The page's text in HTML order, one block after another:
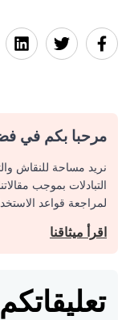
مرحبا بكم في
نريد مساحة للنقاش
التبادلات بموجب
لمراجعة قواعد
اقرأ ميثاقنا
تعليقاتكم